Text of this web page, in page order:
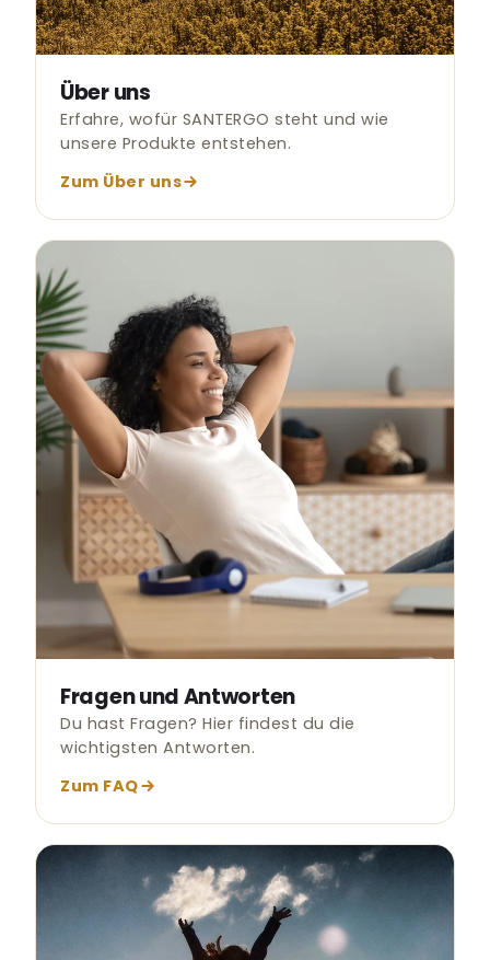
Erfahre, wofür SANTERGO steht und wie
unsere Produkte entstehen.
Du hast Fragen? Hier findest du die
wichtigsten Antworten.
Zum FAQ